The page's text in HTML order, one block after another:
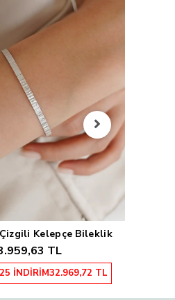
Sepete EkleKelepçe Bileklik
TL
İNDİRİM32.969,72 TL